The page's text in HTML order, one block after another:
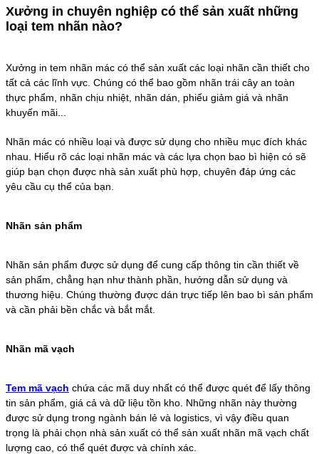
Xưởng in chuyên nghiệp có thể sản xuất những
loại tem nhãn nào?
Xưởng in tem nhãn mác có thể sản xuất các loại nhãn cần thiết cho
tất cả các lĩnh vực. Chúng có thể bao gồm nhãn trái cây an toàn
thực phẩm, nhãn chịu nhiệt, nhãn dán, phiếu giảm giá và nhãn
khuyến mãi...
Nhãn mác có nhiều loại và được sử dụng cho nhiều mục đích khác
nhau. Hiểu rõ các loại nhãn mác và các lựa chọn bao bì hiện có sẽ
giúp bạn chọn được nhà sản xuất phù hợp, chuyên đáp ứng các
yêu cầu cụ thể của bạn.
Nhãn sản phẩm
Nhãn sản phẩm được sử dụng để cung cấp thông tin cần thiết về
sản phẩm, chẳng hạn như thành phần, hướng dẫn sử dụng và
thương hiệu. Chúng thường được dán trực tiếp lên bao bì sản phẩm
và cần phải bền chắc và bắt mắt.
Nhãn mã vạch
Tem mã vạch chứa các mã duy nhất có thể được quét để lấy thông
tin sản phẩm, giá cả và dữ liệu tồn kho. Những nhãn này thường
được sử dụng trong ngành bán lẻ và logistics, vì vậy điều quan
trọng là phải chọn nhà sản xuất có thể sản xuất nhãn mã vạch chất
lượng cao, có thể quét được và chính xác.